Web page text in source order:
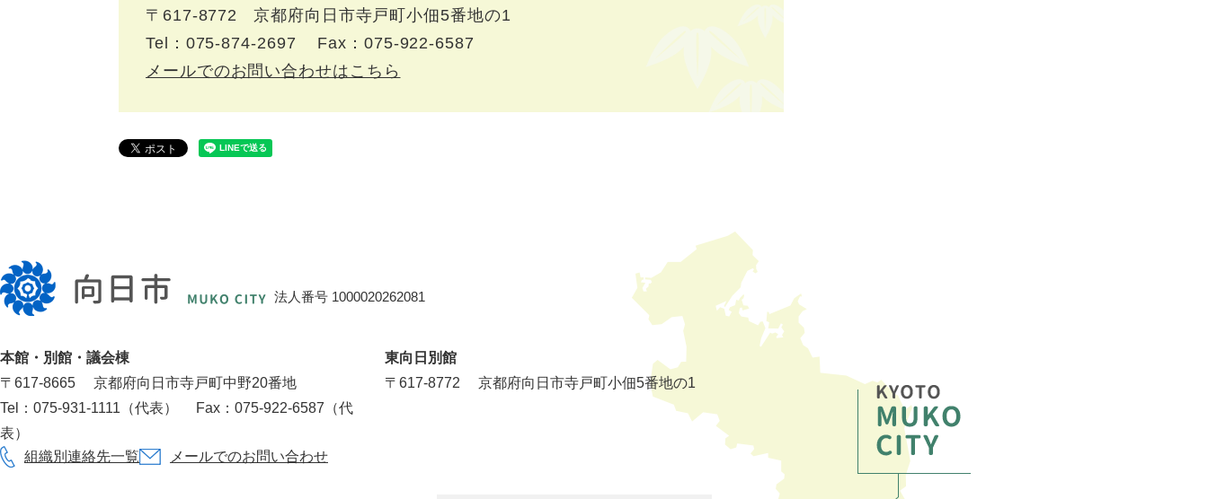
〒617-8772
京都府向日市寺戸町小佃5番地の1
Tel：075-874-2697
Fax：075-922-6587
メールでのお問い合わせはこちら
向
日
法人番号 1000020262081
本館・別館・議会棟
〒617‐8665
京都府向日市寺戸町中野20番地
Tel：075-931-1111（代表）
Fax：075-922-6587（代
表）
東向日別館
〒617-8772
京都府向日市寺戸町小佃5番地の1
組織別連絡先一覧 メールでのお問い合わせ